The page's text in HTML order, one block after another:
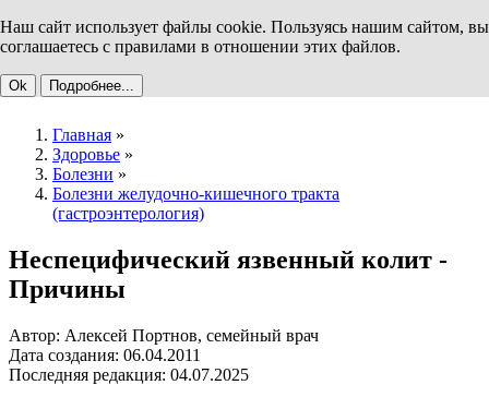
Наш сайт использует файлы cookie. Пользуясь нашим сайтом, вы
соглашаетесь с правилами в отношении этих файлов.
Ok Подробнее...
Главная »
Здоровье »
Болезни »
Болезни желудочно-кишечного тракта
(гастроэнтерология)
Неспецифический язвенный колит -
Причины
Автор: Алексей Портнов, семейный врач
Дата создания: 06.04.2011
Последняя редакция: 04.07.2025